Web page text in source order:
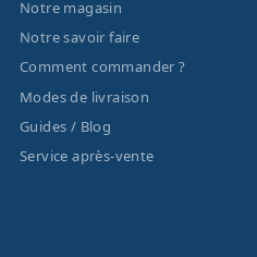
Notre magasin
Notre savoir faire
Comment commander ?
Modes de livraison
Guides / Blog
Service après-vente